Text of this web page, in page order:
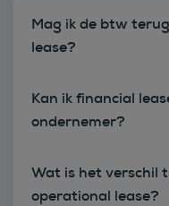
Mag ik de btw
lease?
Kan ik financial
ondernemer?
Wat is het verschil
operational lease?